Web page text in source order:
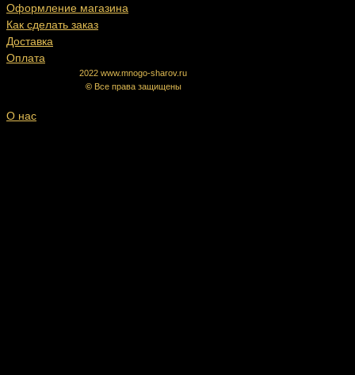
Оформление магазина
Как сделать заказ
Доставка
Оплата
2022 www.mnogo-sharov.ru
© Все права защищены
О нас